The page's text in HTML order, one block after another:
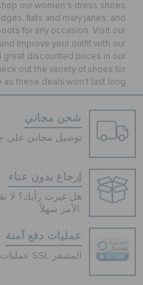
our women’s dress shoes
flats and mary janes, and
for any occasion. Visit our
and improve your outfit with our
great discounted prices in our
out the variety of shoes for
these deals won’t last long!
شحن مجاني
توصيل مجاني على
إرجاع بدون عناء
هل غيرت رأيك؟ لا
الأمر سهلاً.
عمليات دفع آمنة
عمليات دفع آمنة 100% باستخدام اتصال SSL المشفر